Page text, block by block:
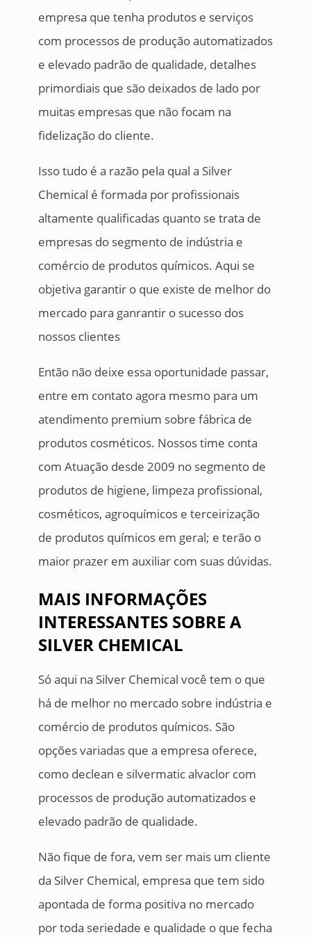
empresa que tenha produtos e serviços
com processos de produção automatizados
e elevado padrão de qualidade, detalhes
primordiais que são deixados de lado por
muitas empresas que não focam na
fidelização do cliente.
Isso tudo é a razão pela qual a Silver
Chemical é formada por profissionais
altamente qualificadas quanto se trata de
empresas do segmento de indústria e
comércio de produtos químicos. Aqui se
objetiva garantir o que existe de melhor do
mercado para ganrantir o sucesso dos
nossos clientes
Então não deixe essa oportunidade passar,
entre em contato agora mesmo para um
atendimento premium sobre fábrica de
produtos cosméticos. Nossos time conta
com Atuação desde 2009 no segmento de
produtos de higiene, limpeza profissional,
cosméticos, agroquímicos e terceirização
de produtos químicos em geral; e terão o
maior prazer em auxiliar com suas dúvidas.
MAIS INFORMAÇÕES
INTERESSANTES SOBRE A
SILVER CHEMICAL
Só aqui na Silver Chemical você tem o que
há de melhor no mercado sobre indústria e
comércio de produtos químicos. São
opções variadas que a empresa oferece,
como declean e silvermatic alvaclor com
processos de produção automatizados e
elevado padrão de qualidade.
Não fique de fora, vem ser mais um cliente
da Silver Chemical, empresa que tem sido
apontada de forma positiva no mercado
por toda seriedade e qualidade o que fecha